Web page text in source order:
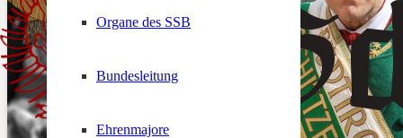
Organe des SSB
Bundesleitung
Ehrenmajore